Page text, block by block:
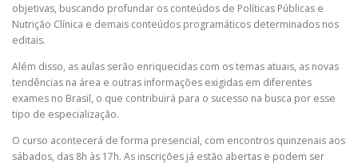
objetivas, buscando profundar os conteúdos de Políticas Públicas e
Nutrição Clínica e demais conteúdos programáticos determinados nos
editais.
Além disso, as aulas serão enriquecidas com os temas atuais, as novas
tendências na área e outras informações exigidas em diferentes
exames no Brasil, o que contribuirá para o sucesso na busca por esse
tipo de especialização.
O curso acontecerá de forma presencial, com encontros quinzenais aos
sábados, das 8h às 17h. As inscrições já estão abertas e podem ser